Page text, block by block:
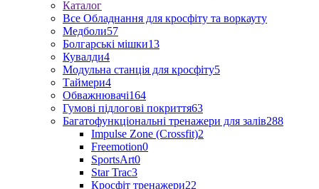
Каталог
Все Обладнання для кросфіту та воркауту
Медболи57
Болгарські мішки13
Кувалди4
Модульна станція для кросфіту5
Таймери4
Обважнювачі164
Гумові підлогові покриття63
Багатофункціональні тренажери для залів288
Impulse Zone (Crossfit)2
Freemotion0
SportsArt0
Star Trac3
Кросфіт тренажери22